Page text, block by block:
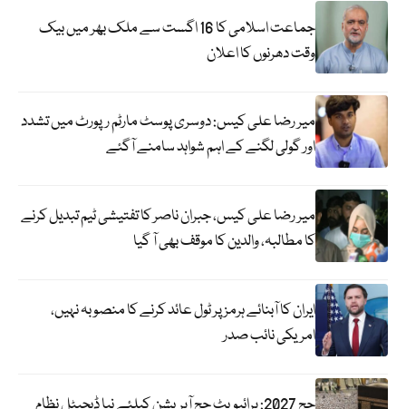
جماعت اسلامی کا 16 اگست سے ملک بھر میں بیک
وقت دھرنوں کا اعلان
میر رضا علی کیس: دوسری پوسٹ مارٹم رپورٹ میں تشدد
اور گولی لگنے کے اہم شواہد سامنے آگئے
میر رضا علی کیس، جبران ناصر کا تفتیشی ٹیم تبدیل کرنے
کا مطالبہ، والدین کا موقف بھی آ گیا
ایران کا آبنائے ہرمز پر ٹول عائد کرنے کا منصوبہ نہیں،
امریکی نائب صدر